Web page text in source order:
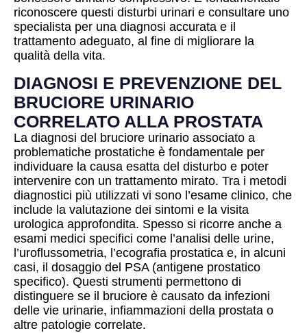
riconoscere questi disturbi urinari e consultare uno
specialista per una diagnosi accurata e il
trattamento adeguato, al fine di migliorare la
qualità della vita.
DIAGNOSI E PREVENZIONE DEL
BRUCIORE URINARIO
CORRELATO ALLA PROSTATA
La diagnosi del bruciore urinario associato a
problematiche prostatiche è fondamentale per
individuare la causa esatta del disturbo e poter
intervenire con un trattamento mirato. Tra i metodi
diagnostici più utilizzati vi sono l’esame clinico, che
include la valutazione dei sintomi e la visita
urologica approfondita. Spesso si ricorre anche a
esami medici specifici come l’analisi delle urine,
l’uroflussometria, l’ecografia prostatica e, in alcuni
casi, il dosaggio del PSA (antigene prostatico
specifico). Questi strumenti permettono di
distinguere se il bruciore è causato da infezioni
delle vie urinarie, infiammazioni della prostata o
altre patologie correlate.